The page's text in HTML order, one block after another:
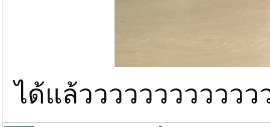
ได้แล้วววววววววววว